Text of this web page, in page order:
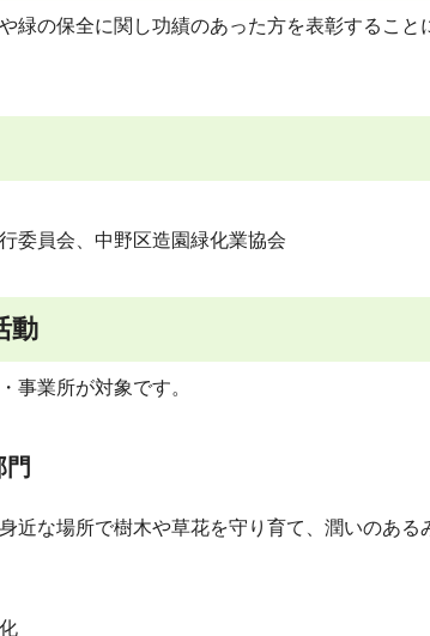
緑の保全に関し功績のあった方を表彰するこ
委員会、中野区造園緑化業協会
動
事業所が対象です。
近な場所で樹木や草花を守り育て、潤いのあ